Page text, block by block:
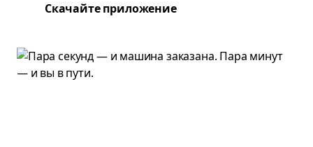
Скачайте приложение